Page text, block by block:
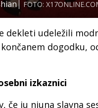
FOTO:
dekleti udeležili
dogodku,
izkaznici
če ju njuna slavna